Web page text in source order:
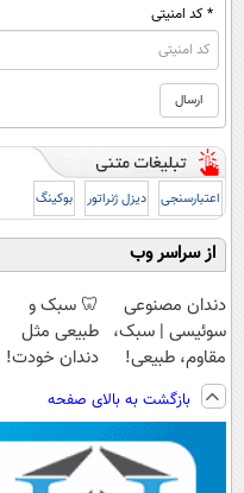
* کد امنیتی
اعتبارسنجی دیزل ژنراتور بوکینگ
از سراسر وب
دندان مصنوعی
سوئیسی | سبک،
مقاوم، طبیعی!
ویزیت
رایگان+پرداخت
اقساطی😍
🦷 سبک و
طبیعی مثل
دندان خودت!
پرداخت اقساطی
💳 📍 تهران
بازگشت به بالای صفحه